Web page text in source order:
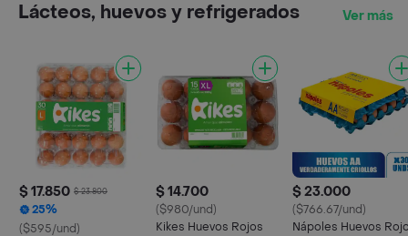
Lácteos, huevos y refrigerados Ver más
$ 17.850 $ 23.800
25%
($595/und)
$ 14.700
($980/und)
Kikes Huevos Rojos
$ 23.000
($766.67/und)
Nápoles Huevos